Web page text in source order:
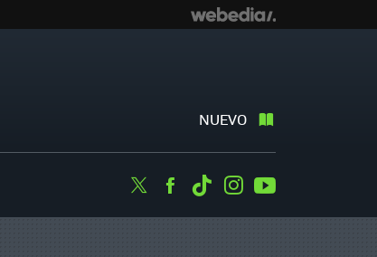
NUEVO
TwitterFacebook
TiktokInstagram